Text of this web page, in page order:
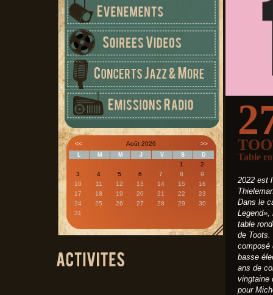
<< Août 2026 >>
L M M J V S D
1
2
3
4 5 6 7 8
9
10
11 12 13 14 15
16
17
18 19 20 21 22
23
24
25 26 27 28 29
30
31
Table
2022 est
Dans le
Legend»,
table
de Toots.
composé
basse
ans de
vingtaine
pour